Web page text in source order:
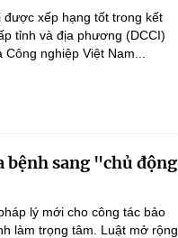
xếp hạng tốt trong kết
tỉnh và địa phương (DCCI)
nghiệp Việt Nam...
bệnh sang "chủ động
lý mới cho công tác bảo
làm trọng tâm. Luật mở rộng